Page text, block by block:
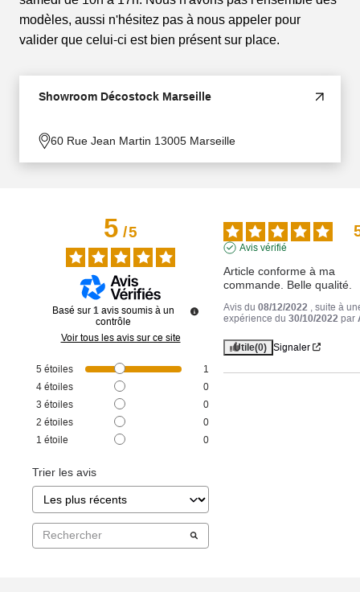
modèles, aussi n'hésitez pas à nous appeler pour
valider que celui-ci est bien présent sur place.
Showroom Décostock Marseille
60 Rue Jean Martin 13005 Marseille
5/5
Basé sur 1 avis soumis à un
contrôle
Voir tous les avis sur ce site
5 étoiles
1
4 étoiles
0
3 étoiles
0
2 étoiles
0
1 étoile 0
Trier les avis
Avis vérifié
Article conforme à ma
commande. Belle qualité.
Avis du 08/12/2022
, suite à
expérience du 30/10/2022 par
Utile(0) Signaler